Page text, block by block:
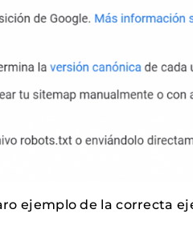
ejemplo de la correcta